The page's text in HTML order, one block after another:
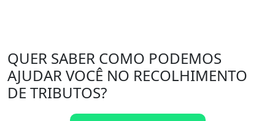
QUER SABER COMO PODEMOS
AJUDAR VOCÊ NO RECOLHIMENTO
DE TRIBUTOS?